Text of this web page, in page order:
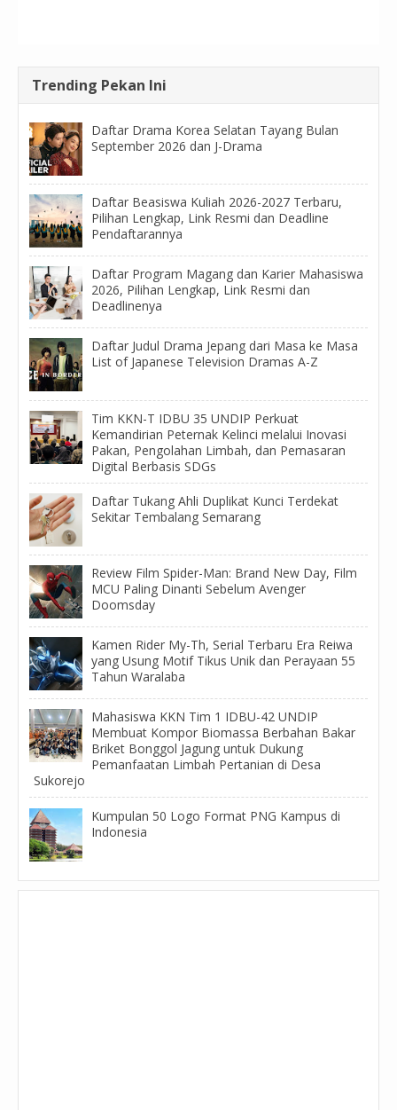
Trending Pekan Ini
Daftar Drama Korea Selatan Tayang Bulan
September 2026 dan J-Drama
Daftar Beasiswa Kuliah 2026-2027 Terbaru,
Pilihan Lengkap, Link Resmi dan Deadline
Pendaftarannya
Daftar Program Magang dan Karier Mahasiswa
2026, Pilihan Lengkap, Link Resmi dan
Deadlinenya
Daftar Judul Drama Jepang dari Masa ke Masa
List of Japanese Television Dramas A-Z
Tim KKN-T IDBU 35 UNDIP Perkuat
Kemandirian Peternak Kelinci melalui Inovasi
Pakan, Pengolahan Limbah, dan Pemasaran
Digital Berbasis SDGs
Daftar Tukang Ahli Duplikat Kunci Terdekat
Sekitar Tembalang Semarang
Review Film Spider-Man: Brand New Day, Film
MCU Paling Dinanti Sebelum Avenger
Doomsday
Kamen Rider My-Th, Serial Terbaru Era Reiwa
yang Usung Motif Tikus Unik dan Perayaan 55
Tahun Waralaba
Mahasiswa KKN Tim 1 IDBU-42 UNDIP
Membuat Kompor Biomassa Berbahan Bakar
Briket Bonggol Jagung untuk Dukung
Pemanfaatan Limbah Pertanian di Desa
Sukorejo
Kumpulan 50 Logo Format PNG Kampus di
Indonesia